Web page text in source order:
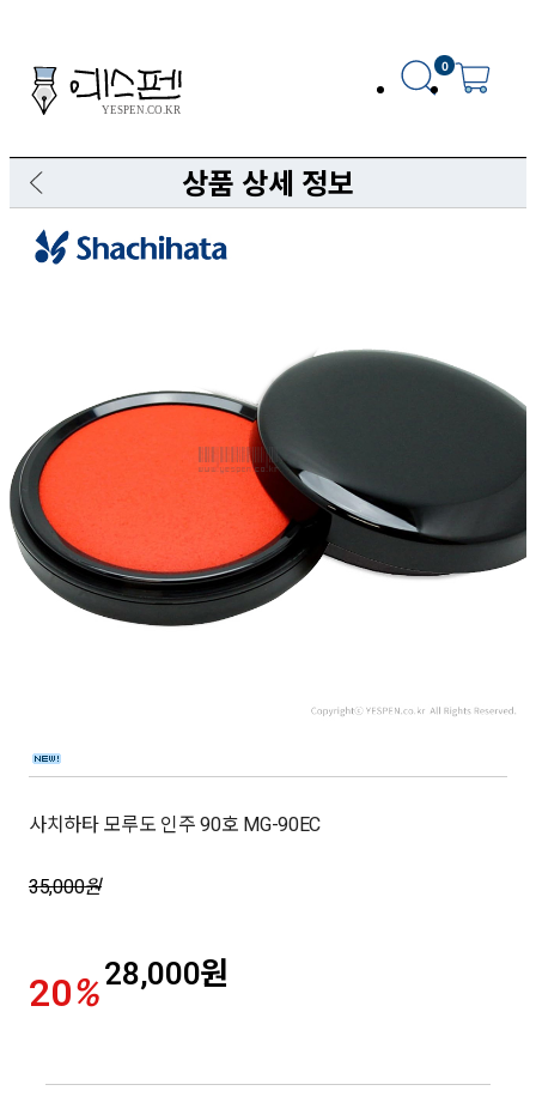
0
상품 상세 정보
사치하타 모루도 인주 90호 MG-90EC
35,000원
20%28,000원